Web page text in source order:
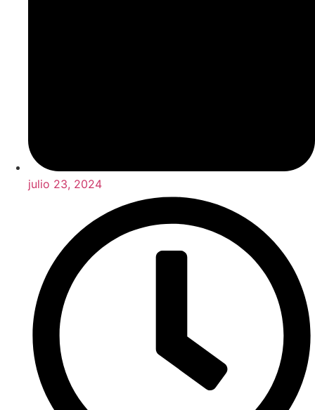
julio 23, 2024